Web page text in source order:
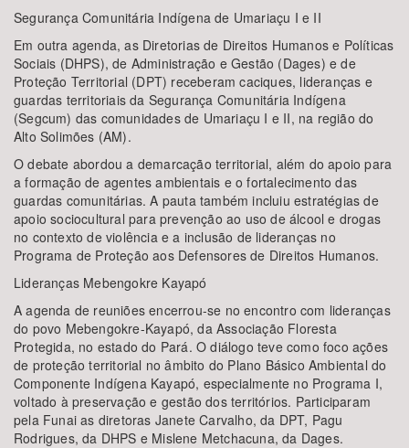
Segurança Comunitária Indígena de Umariaçu I e II
Em outra agenda, as Diretorias de Direitos Humanos e Políticas
Sociais (DHPS), de Administração e Gestão (Dages) e de
Proteção Territorial (DPT) receberam caciques, lideranças e
guardas territoriais da Segurança Comunitária Indígena
(Segcum) das comunidades de Umariaçu I e II, na região do
Alto Solimões (AM).
O debate abordou a demarcação territorial, além do apoio para
a formação de agentes ambientais e o fortalecimento das
guardas comunitárias. A pauta também incluiu estratégias de
apoio sociocultural para prevenção ao uso de álcool e drogas
no contexto de violência e a inclusão de lideranças no
Programa de Proteção aos Defensores de Direitos Humanos.
Lideranças Mebengokre Kayapó
A agenda de reuniões encerrou-se no encontro com lideranças
do povo Mebengokre-Kayapó, da Associação Floresta
Protegida, no estado do Pará. O diálogo teve como foco ações
de proteção territorial no âmbito do Plano Básico Ambiental do
Componente Indígena Kayapó, especialmente no Programa I,
voltado à preservação e gestão dos territórios. Participaram
pela Funai as diretoras Janete Carvalho, da DPT, Pagu
Rodrigues, da DHPS e Mislene Metchacuna, da Dages.